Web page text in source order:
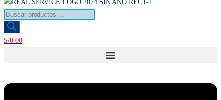
Búsqueda
de
productos
S/0.00